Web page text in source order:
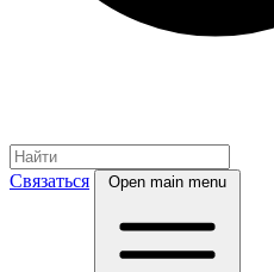
Связаться Open main menu